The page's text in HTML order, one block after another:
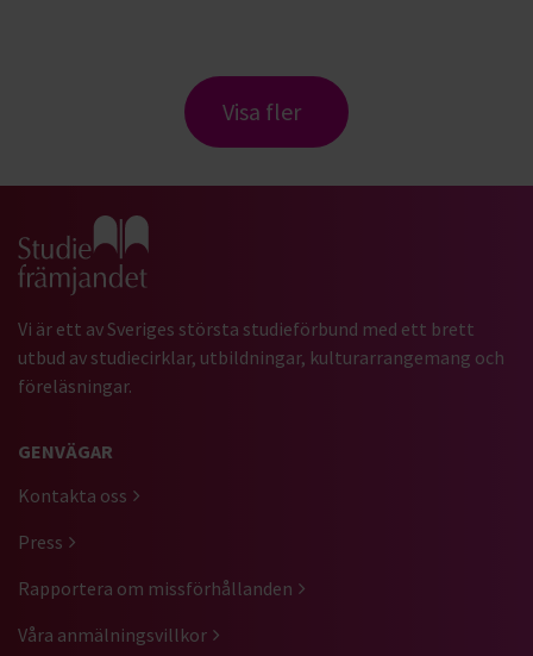
Visa fler
Gå till studiefrämjandets startsida
Vi är ett av Sveriges största studieförbund med ett brett
utbud av studiecirklar, utbildningar, kulturarrangemang och
föreläsningar.
GENVÄGAR
Kontakta oss
Press
Rapportera om missförhållanden
Våra anmälningsvillkor